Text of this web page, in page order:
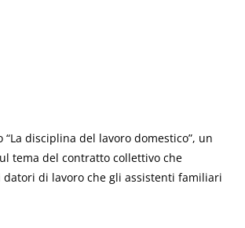
disciplina del lavoro domestico”, un
tema del contratto collettivo che
di lavoro che gli assistenti familiari